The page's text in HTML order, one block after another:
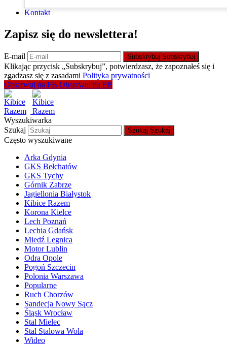
Kontakt
Zapisz się do newslettera!
E-mail Subskrybuj Subskrybuj
Klikając przycisk „Subskrybuj”, potwierdzasz, że zapoznałeś się i
zgadzasz się z zasadami Polityka prywatności
Obserwuj na FB Obserwuj na FB
Wyszukiwarka
Szukaj
Szukaj Szukaj
Często wyszukiwane
Arka Gdynia
GKS Bełchatów
GKS Tychy
Górnik Zabrze
Jagiellonia Białystok
Kibice Razem
Korona Kielce
Lech Poznań
Lechia Gdańsk
Miedź Legnica
Motor Lublin
Odra Opole
Pogoń Szczecin
Polonia Warszawa
Popularne
Ruch Chorzów
Sandecja Nowy Sącz
Śląsk Wrocław
Stal Mielec
Stal Stalowa Wola
Wideo